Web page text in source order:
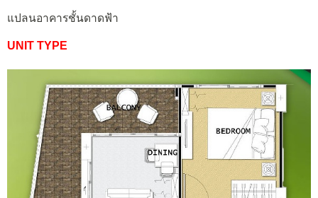
แปลนอาคารชั้นดาดฟ้า
UNIT TYPE